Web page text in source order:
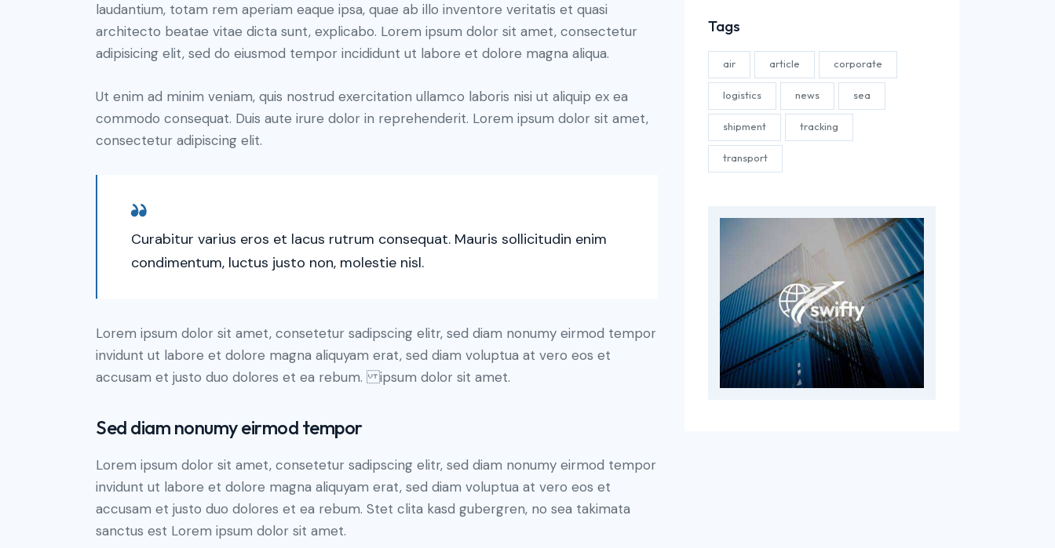
laudantium, totam rem aperiam eaque ipsa, quae ab illo inventore veritatis et quasi
architecto beatae vitae dicta sunt, explicabo. Lorem ipsum dolor sit amet, consectetur
adipisicing elit, sed do eiusmod tempor incididunt ut labore et dolore magna aliqua.
Ut enim ad minim veniam, quis nostrud exercitation ullamco laboris nisi ut aliquip ex ea
commodo consequat. Duis aute irure dolor in reprehenderit. Lorem ipsum dolor sit amet,
consectetur adipiscing elit.
Curabitur varius eros et lacus rutrum consequat. Mauris sollicitudin enim
condimentum, luctus justo non, molestie nisl.
Lorem ipsum dolor sit amet, consetetur sadipscing elitr, sed diam nonumy eirmod tempor
invidunt ut labore et dolore magna aliquyam erat, sed diam voluptua at vero eos et
accusam et justo duo dolores et ea rebum. ipsum dolor sit amet.
Sed diam nonumy eirmod tempor
Lorem ipsum dolor sit amet, consetetur sadipscing elitr, sed diam nonumy eirmod tempor
invidunt ut labore et dolore magna aliquyam erat, sed diam voluptua at vero eos et
accusam et justo duo dolores et ea rebum. Stet clita kasd gubergren, no sea takimata
sanctus est Lorem ipsum dolor sit amet.
Tags
air article corporate
logistics news sea
shipment tracking
transport